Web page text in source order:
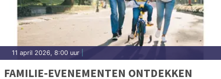
11 april 2026, 8:00 uur
FAMILIE-EVENEMENTEN ONTDEKKEN